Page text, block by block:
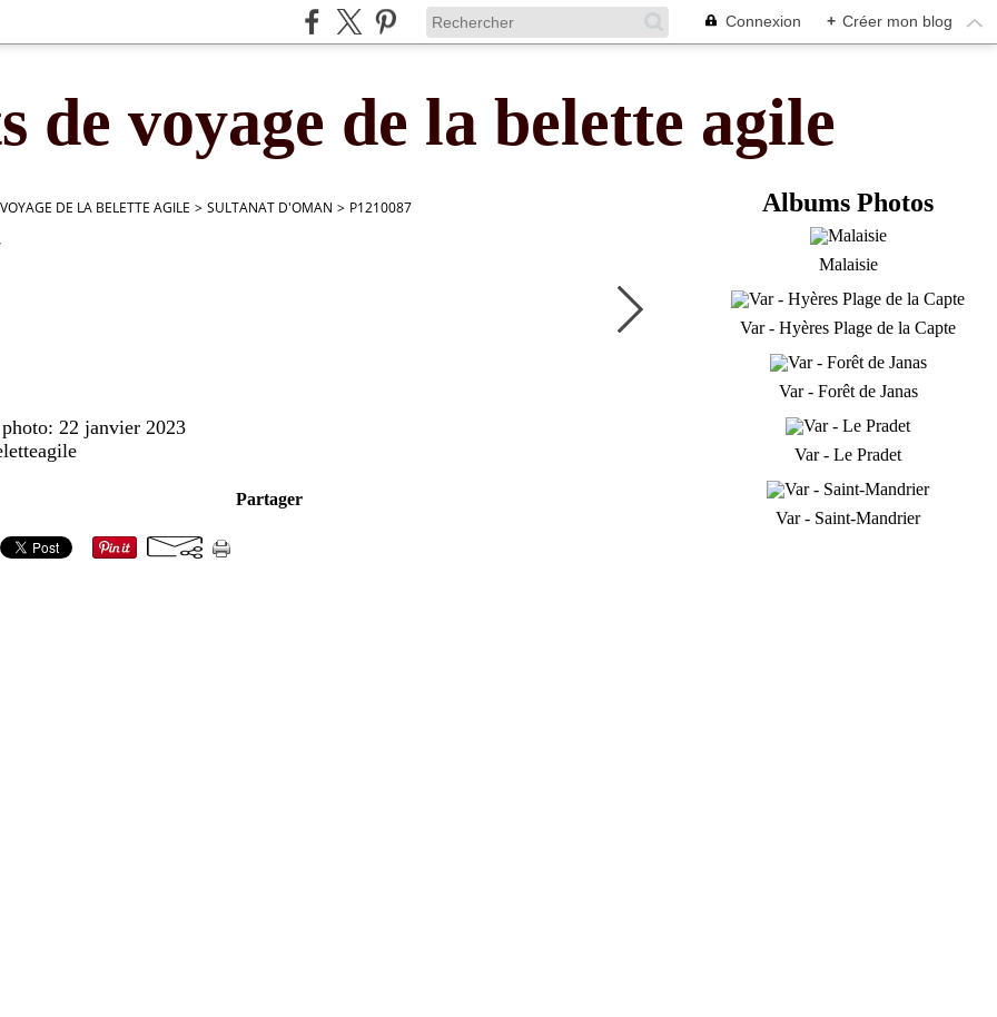
Connexion + Créer mon blog
de voyage de la belette agile
DE LA BELETTE AGILE > SULTANAT D'OMAN > P1210087
22 janvier 2023
Partager
Albums Photos
Malaisie
Var - Hyères Plage de la Capte
Var - Forêt de Janas
Var - Le Pradet
Var - Saint-Mandrier